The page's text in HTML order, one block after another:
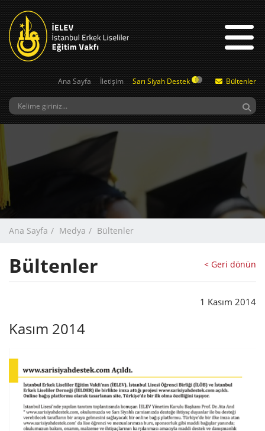
Ana Sayfa İletişim Sarı Siyah Destek Bültenler
Ana Sayfa Medya Bültenler
Bültenler < Geri dönün
1 Kasım 2014
Kasım 2014